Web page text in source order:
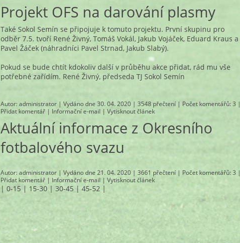
Projekt OFS na darování plasmy
Také Sokol Semín se připojuje k tomuto projektu. První skupinu pro
odběr 7.5. tvoří René Živný, Tomáš Vokál, Jakub Vojáček, Eduard Kraus a
Pavel Žáček (náhradníci Pavel Strnad, Jakub Slabý).
Pokud se bude chtít kdokoliv další v průběhu akce přidat, rád mu vše
potřebné zařídím. René Živný, předseda TJ Sokol Semín
Autor:administrator | Vydáno dne 30. 04. 2020 | 3548 přečtení | Počet komentářů: 3 |
Přidat komentář | Informační e-mail |Vytisknout článek
Aktuální informace z Okresního
fotbalového svazu
Autor:administrator | Vydáno dne 21. 04. 2020 | 3661 přečtení | Počet komentářů: 3 |
Přidat komentář | Informační e-mail |Vytisknout článek
|0-15 | 15-30 |30-45 |45-52 |